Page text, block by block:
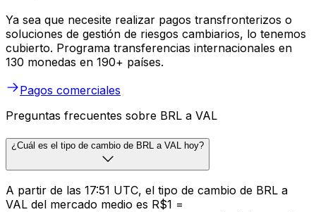
Ya sea que necesite realizar pagos transfronterizos o
soluciones de gestión de riesgos cambiarios, lo tenemos
cubierto. Programa transferencias internacionales en
130 monedas en 190+ países.
Pagos comerciales
Preguntas frecuentes sobre BRL a VAL
¿Cuál es el tipo de cambio de BRL a VAL hoy?
A partir de las 17:51 UTC, el tipo de cambio de BRL a
VAL del mercado medio es R$1 =